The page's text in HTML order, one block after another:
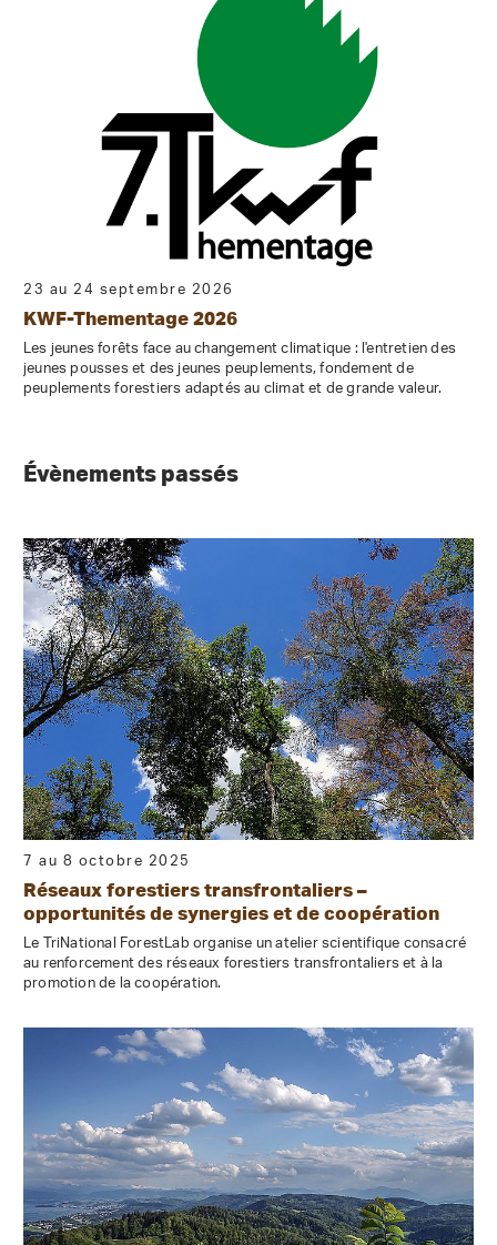
23 au 24 septembre 2026
KWF-Thementage 2026
Les jeunes forêts face au changement climatique : l'entretien des
jeunes pousses et des jeunes peuplements, fondement de
peuplements forestiers adaptés au climat et de grande valeur.
Évènements passés
7 au 8 octobre 2025
Réseaux forestiers transfrontaliers –
opportunités de synergies et de coopération
Le TriNational ForestLab organise un atelier scientifique consacré
au renforcement des réseaux forestiers transfrontaliers et à la
promotion de la coopération.